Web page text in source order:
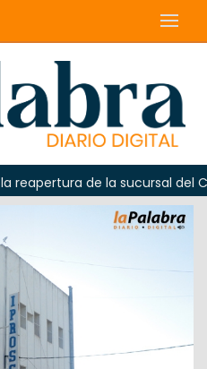
de la sucursal del Correo